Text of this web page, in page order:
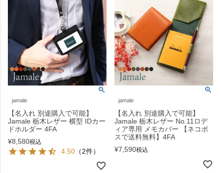
jamale
【名入れ 別途購入で可能】
Jamale 栃木レザー 横型 IDカー
ドホルダー 4FA
¥8,580税込
4.50 （2件）
jamale
【名入れ 別途購入で可能】
Jamale 栃木レザー No.11ロデ
ィア専用 メモカバー 【ネコポ
スで送料無料】4FA
¥7,590税込